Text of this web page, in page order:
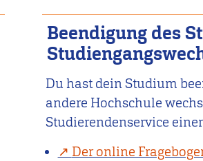
Beendigung des
Du hast dein Studium
andere Hochschule
Studierendenservice
Der online